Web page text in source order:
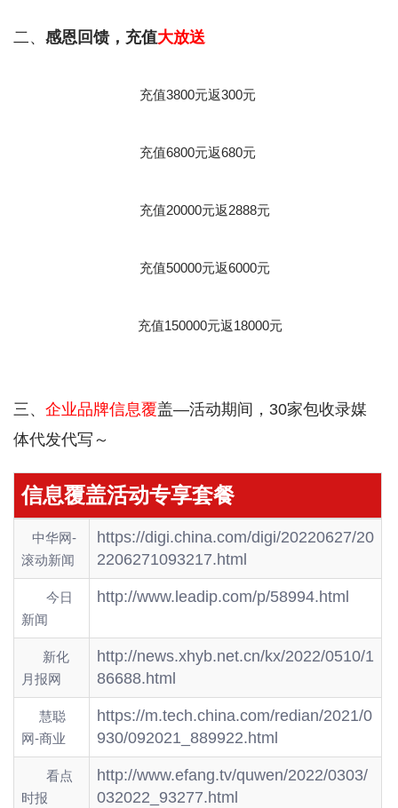
二、 感恩回馈，充值大放送
充值3800元返300元
充值6800元返680元
充值20000元返2888元
充值50000元返6000元
充值150000元返18000元
三、 企业品牌信息覆盖—活动期间，30家包收录媒
体代发代写～
信息覆盖活动专享套餐
中华网-
滚动新闻
https://digi.china.com/digi/20220627/20
2206271093217.html
今日
新闻
http://www.leadip.com/p/58994.html
新化
月报网
http://news.xhyb.net.cn/kx/2022/0510/1
86688.html
慧聪
网-商业
https://m.tech.china.com/redian/2021/0
930/092021_889922.html
看点
时报
http://www.efang.tv/quwen/2022/0303/
032022_93277.html